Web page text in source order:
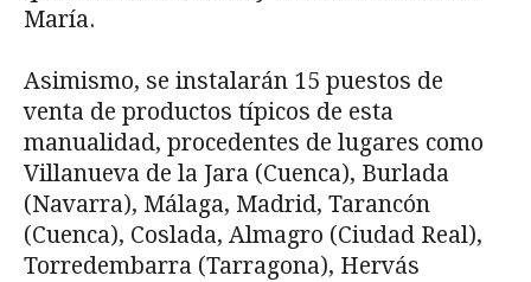
María.
Asimismo, se instalarán 15 puestos de
venta de productos típicos de esta
manualidad, procedentes de lugares como
Villanueva de la Jara (Cuenca), Burlada
(Navarra), Málaga, Madrid, Tarancón
(Cuenca), Coslada, Almagro (Ciudad Real),
Torredembarra (Tarragona), Hervás